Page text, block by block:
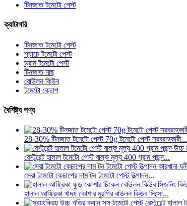
টিনজাত টমেটো পেস্ট
ক্যাটাগরি
টিনজাত টমেটো পেস্ট
শ্যাচে টমেটো পেস্ট
ড্রাম টমেটো পেস্ট
টিনজাত মাছ
বোউলন কিউব
টমেটো কেচাপ
বৈশিষ্ট্য পণ্য
28-30% টিনজাত টমেটো পেস্ট 70g টমেটো পেস্ট সরবরাহকারী...
রেস্টুরেন্ট হালাল টমেটো পেস্ট বাল্ক মূল্য 400 গ্রাম পছন্দ...
সেরা টমেটো কেচাপের দাম টন টমেটো পেস্ট উত্পাদন...
হালাল আফ্রিকা খাদ্য কোশার মুরগির বাউলন কিউব সিসো...